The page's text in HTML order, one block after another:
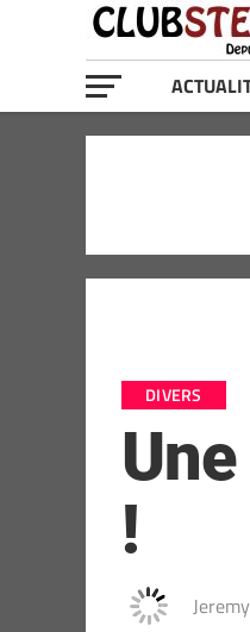
DIVERS
!
Jeremy